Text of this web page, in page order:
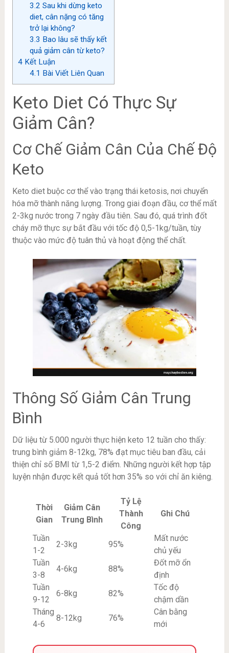
3.2 Sau khi dừng keto
diet, cân nặng có tăng
trở lại không?
3.3 Bao lâu sẽ thấy kết
quả giảm cân từ keto?
4Kết Luận
4.1 Bài Viết Liên Quan
Keto Diet Có Thực Sự
Giảm Cân?
Cơ Chế Giảm Cân Của Chế Độ
Keto
Keto diet buộc cơ thể vào trạng thái ketosis, nơi chuyển
hóa mỡ thành năng lượng. Trong giai đoạn đầu, cơ thể mất
2-3kg nước trong 7 ngày đầu tiên. Sau đó, quá trình đốt
cháy mỡ thực sự bắt đầu với tốc độ 0,5-1kg/tuần, tùy
thuộc vào mức độ tuân thủ và hoạt động thể chất.
Thông Số Giảm Cân Trung
Bình
Dữ liệu từ 5.000 người thực hiện keto 12 tuần cho thấy:
trung bình giảm 8-12kg, 78% đạt mục tiêu ban đầu, cải
thiện chỉ số BMI từ 1,5-2 điểm. Những người kết hợp tập
luyện nhận được kết quả tốt hơn 35% so với chỉ ăn kiêng.
Thời
Gian
Giảm Cân
Trung Bình
Tỷ Lệ
Thành
Công
Ghi Chú
Tuần
1-2
2-3kg 95%
Mất nước
chủ yếu
Tuần
3-8
4-6kg 88%
Đốt mỡ ổn
định
Tuần
9-12
6-8kg 82%
Tốc độ
chậm dần
Tháng
4-6
8-12kg 76%
Cân bằng
mới